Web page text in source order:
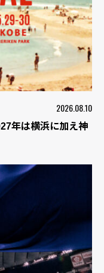
2026.08.10
年は横浜に加え神